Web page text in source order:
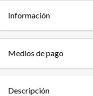
Información
Medios de pago
Descripción